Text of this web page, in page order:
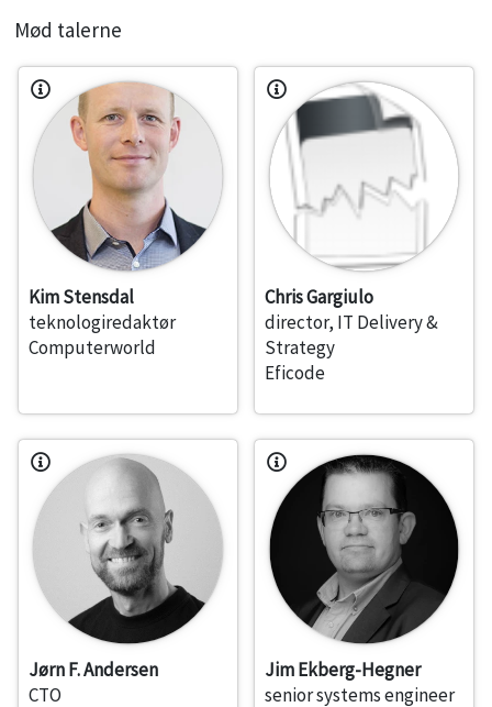
Mød talerne
Kim Stensdal
teknologiredaktør
Computerworld
Chris Gargiulo
director, IT Delivery &
Strategy
Eficode
Jørn F. Andersen
CTO
Jim Ekberg-Hegner
senior systems engineer